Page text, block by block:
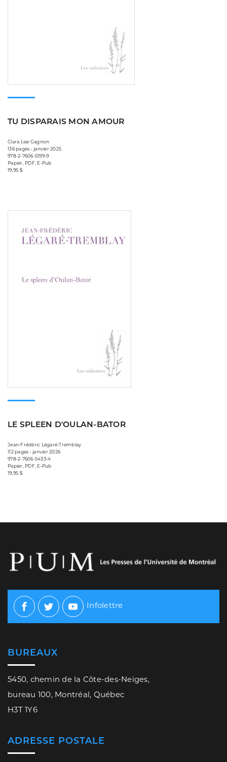
TU DISPARAIS MON AMOUR
Clara Lise Gagnon
136 pages • janvier 2025
978-2-7606-5199-9
Papier, PDF, E-Pub
19,95 $
LE SPLEEN D'OULAN-BATOR
Jean-Frédéric Légaré-Tremblay
112 pages • janvier 2026
978-2-7606-5433-4
Papier, PDF, E-Pub
19,95 $
Facebook
TwitterYoutube
Infolettre
BUREAUX
5450, chemin de la Côte-des-Neiges,
bureau 100, Montréal, Québec
H3T 1Y6
ADRESSE POSTALE